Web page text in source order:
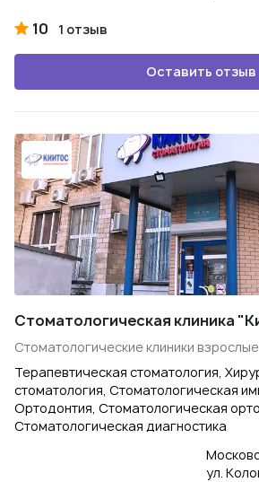
10 1 отзыв
Оставить отзыв
Стоматологическая клиника
Стоматологические клиники взрослые
Терапевтическая стоматология,
стоматология, Стоматологическая
Ортодонтия, Стоматологическая
Стоматологическая диагностика
ул.